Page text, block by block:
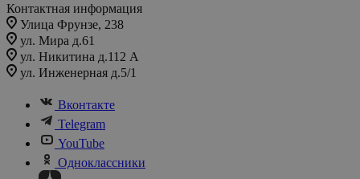
Контактная информация
Улица Фрунзе, 238​
ул. Мира д.61
ул. Никитина д.112 А
ул. Инженерная д.5/1
Вконтакте
Telegram
YouTube
Одноклассники